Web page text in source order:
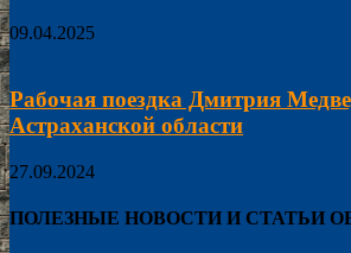
09.04.2025
Рабочая поездка Дмитрия
Астраханской области
27.09.2024
ПОЛЕЗНЫЕ НОВОСТИ И СТАТЬИ